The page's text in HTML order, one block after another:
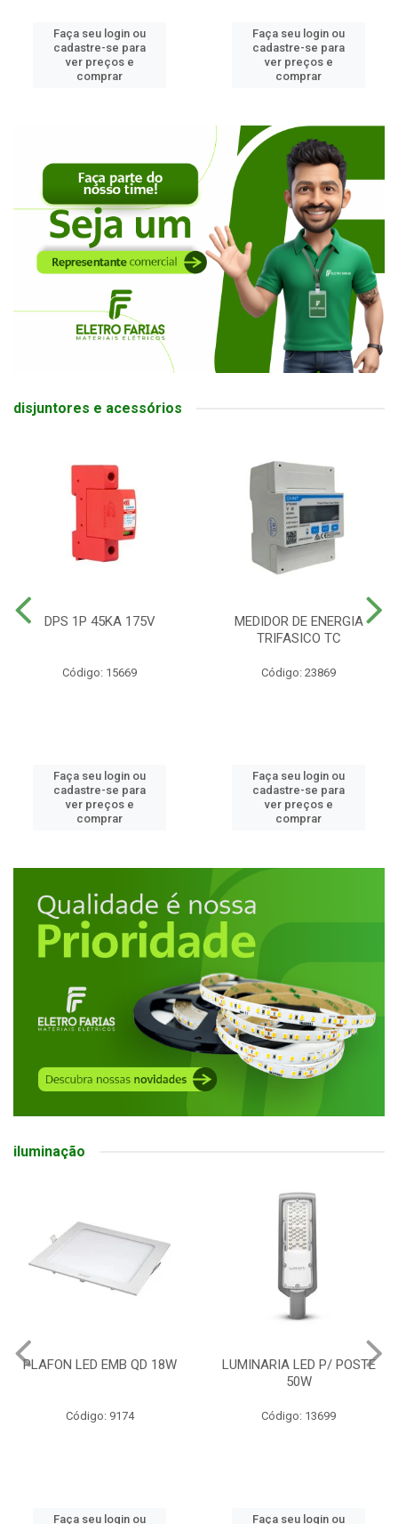
login ou
se para
Faça seu login ou
cadastre-se para
disjuntores e acessórios
DPS 1P 45KA 175V
Código: 15669
Faça seu login ou
cadastre-se para
ver preços e
comprar
MEDIDOR DE ENERGIA
TRIFASICO TC
Código: 23869
Faça seu login ou
cadastre-se para
ver preços e
comprar
iluminação
PLAFON LED EMB QD 18W
Código: 9174
Faça seu login ou
LUMINARIA LED P/ POSTE
50W
Código: 13699
Faça seu login ou